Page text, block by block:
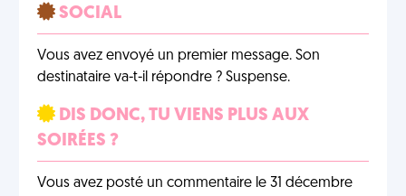
SOCIAL
Vous avez envoyé un premier message. Son
destinataire va-t-il répondre ? Suspense.
DIS DONC, TU VIENS PLUS AUX
SOIRÉES ?
Vous avez posté un commentaire le 31 décembre